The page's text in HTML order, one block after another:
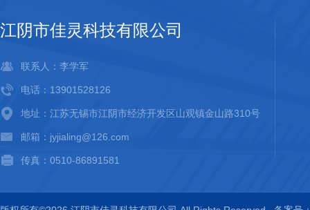
江阴市佳灵科技有限公司
联系人：李学军
电话：13901528126
地址：江苏无锡市江阴市经济开发区山观镇金山路310号
邮箱：jyjialing@126.com
传真：0510-86891581